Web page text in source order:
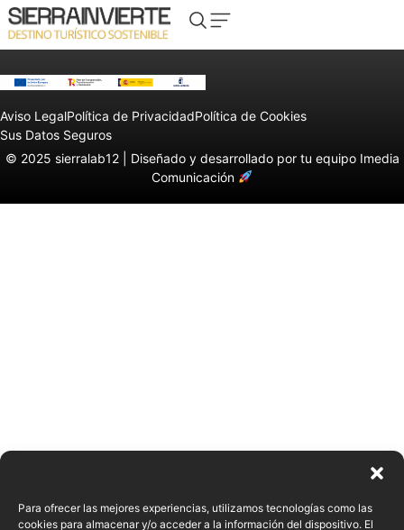
Para ofrecer las mejores experiencias, utilizamos tecnologías como las
cookies para almacenar y/o acceder a la información del dispositivo. El
Aviso LegalPolítica de PrivacidadPolítica de Cookies
Sus Datos Seguros
© 2025 sierralab12 | Diseñado y desarrollado por tu equipo Imedia
Comunicación